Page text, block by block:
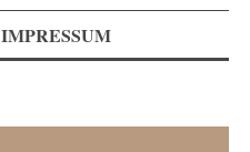
IMPRESSUM